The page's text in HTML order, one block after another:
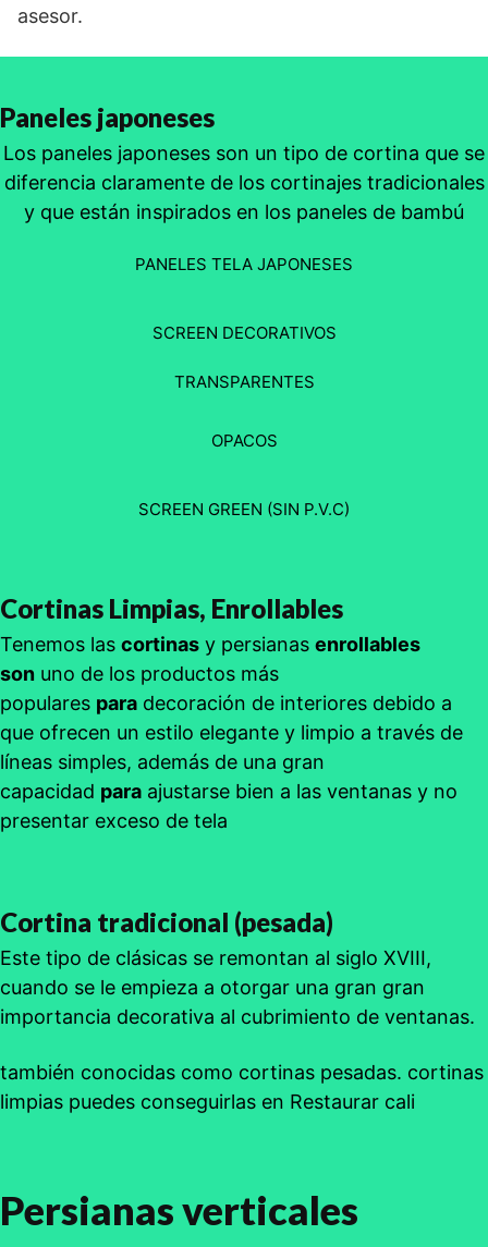
asesor.
Paneles japoneses
Los paneles japoneses son un tipo de cortina que se
diferencia claramente de los cortinajes tradicionales
y que están inspirados en los paneles de bambú
PANELES TELA JAPONESES
SCREEN DECORATIVOS
TRANSPARENTES
OPACOS
SCREEN GREEN (SIN P.V.C)
Cortinas Limpias, Enrollables
Tenemos las cortinas y persianas enrollables
son uno de los productos más
populares para decoración de interiores debido a
que ofrecen un estilo elegante y limpio a través de
líneas simples, además de una gran
capacidad para ajustarse bien a las ventanas y no
presentar exceso de tela
Cortina tradicional (pesada)
Este tipo de clásicas se remontan al siglo XVIII,
cuando se le empieza a otorgar una gran gran
importancia decorativa al cubrimiento de ventanas.
también conocidas como cortinas pesadas. cortinas
limpias puedes conseguirlas en Restaurar cali
Persianas verticales